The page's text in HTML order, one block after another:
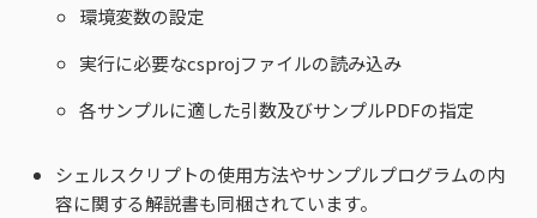
環境変数の設定
実行に必要なcsprojファイルの読み込み
各サンプルに適した引数及びサンプルPDFの指定
シェルスクリプトの使用方法やサンプルプログラムの内
容に関する解説書も同梱されています。